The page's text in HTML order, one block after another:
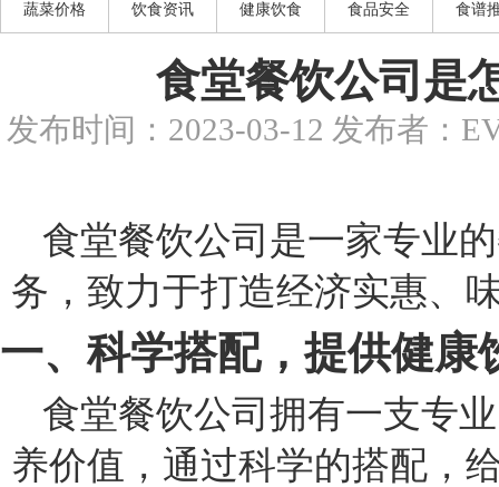
蔬菜价格 饮食资讯 健康饮食 食品安全 食谱
食堂餐饮公司是
发布时间：2023-03-12 发布者：
食堂餐饮公司是一家专业的
务，致力于打造经济实惠、
一、科学搭配，提供健康
食堂餐饮公司拥有一支专
养价值，通过科学的搭配，